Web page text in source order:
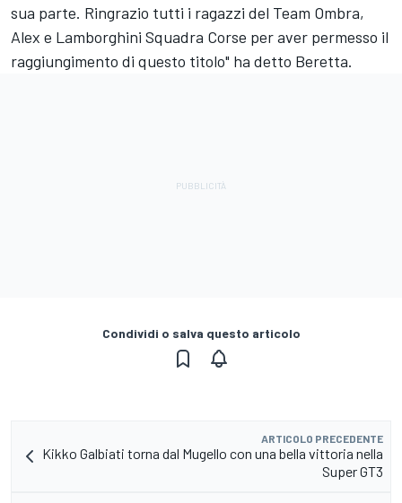
sua parte. Ringrazio tutti i ragazzi del Team Ombra,
Alex e Lamborghini Squadra Corse per aver permesso il
raggiungimento di questo titolo" ha detto Beretta.
Condividi o salva questo articolo
ARTICOLO PRECEDENTE
Kikko Galbiati torna dal Mugello con una bella vittoria nella
Super GT3